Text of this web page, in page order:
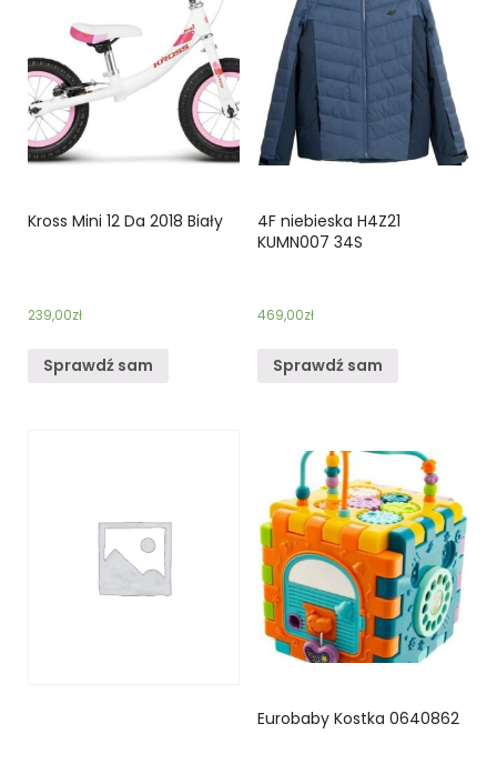
Kross Mini 12 Da 2018 Biały
239,00zł
Sprawdź sam
4F niebieska H4Z21
KUMN007 34S
469,00zł
Sprawdź sam
Eurobaby Kostka 0640862